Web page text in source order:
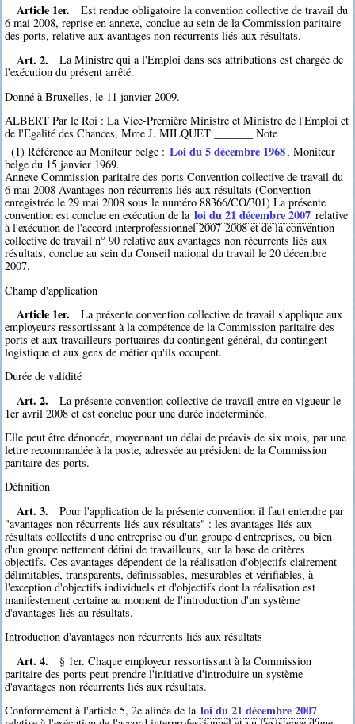
Article 1er.
Est rendue obligatoire la convention collective de travail du
6 mai 2008, reprise en annexe, conclue au sein de la Commission paritaire
des ports, relative aux avantages non récurrents liés aux résultats.
Art. 2.
La Ministre qui a l'Emploi dans ses attributions est chargée de
l'exécution du présent arrêté.
Donné à Bruxelles, le 11 janvier 2009.
ALBERT Par le Roi : La Vice-Première Ministre et Ministre de l'Emploi et
de l'Egalité des Chances, Mme J. MILQUET _______ Note
(1) Référence au Moniteur belge : Loi du 5 décembre 1968, Moniteur
belge du 15 janvier 1969.
Annexe Commission paritaire des ports Convention collective de travail du
6 mai 2008 Avantages non récurrents liés aux résultats (Convention
enregistrée le 29 mai 2008 sous le numéro 88366/CO/301) La présente
convention est conclue en exécution de la loi du 21 décembre 2007 relative
à l'exécution de l'accord interprofessionnel 2007-2008 et de la convention
collective de travail n° 90 relative aux avantages non récurrents liés aux
résultats, conclue au sein du Conseil national du travail le 20 décembre
2007.
Champ d'application
Article 1er.
La présente convention collective de travail s'applique aux
employeurs ressortissant à la compétence de la Commission paritaire des
ports et aux travailleurs portuaires du contingent général, du contingent
logistique et aux gens de métier qu'ils occupent.
Durée de validité
Art. 2.
La présente convention collective de travail entre en vigueur le
1er avril 2008 et est conclue pour une durée indéterminée.
Elle peut être dénoncée, moyennant un délai de préavis de six mois, par une
lettre recommandée à la poste, adressée au président de la Commission
paritaire des ports.
Définition
Art. 3.
Pour l'application de la présente convention il faut entendre par
"avantages non récurrents liés aux résultats" : les avantages liés aux
résultats collectifs d'une entreprise ou d'un groupe d'entreprises, ou bien
d'un groupe nettement défini de travailleurs, sur la base de critères
objectifs. Ces avantages dépendent de la réalisation d'objectifs clairement
délimitables, transparents, définissables, mesurables et vérifiables, à
l'exception d'objectifs individuels et d'objectifs dont la réalisation est
manifestement certaine au moment de l'introduction d'un système
d'avantages liés au résultats.
Introduction d'avantages non récurrents liés aux résultats
Art. 4.
§ 1er. Chaque employeur ressortissant à la Commission
paritaire des ports peut prendre l'initiative d'introduire un système
d'avantages non récurrents liés aux résultats.
Conformément à l'article 5, 2e alinéa de la loi du 21 décembre 2007